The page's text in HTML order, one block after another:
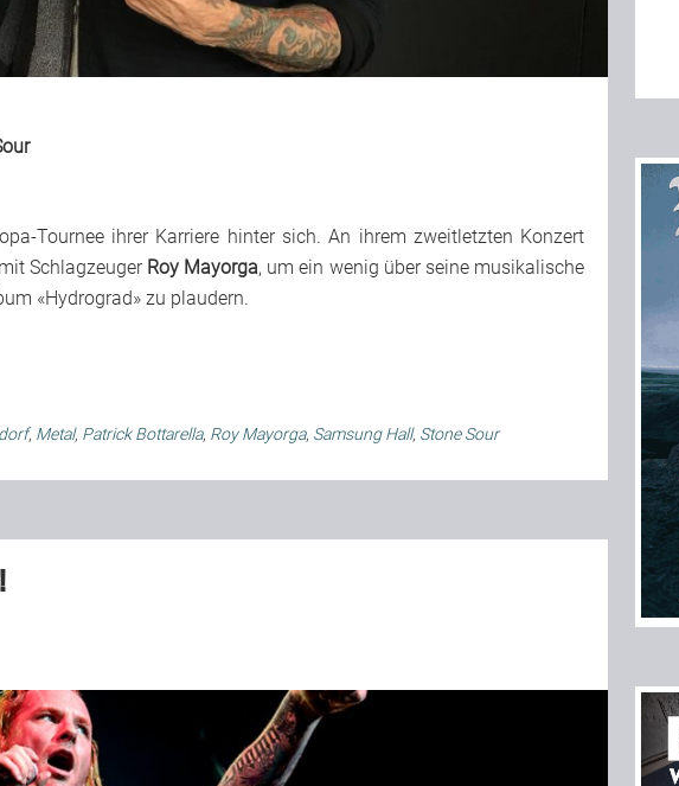
Tournee ihrer Karriere hinter sich. An ihrem zweitletzten Konzert
Schlagzeuger Roy Mayorga, um ein wenig über seine musikalische
«Hydrograd» zu plaudern.
, Metal, Patrick Bottarella, Roy Mayorga, Samsung Hall, Stone Sour